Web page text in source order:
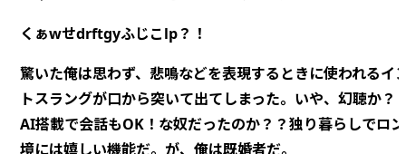
くぁwせdrftgyふじこlp？！
驚いた俺は思わず、悲鳴などを表現するときに使われるイ
トスラングが口から突いて出てしまった。いや、幻聴か？
AI搭載で会話もOK！な奴だったのか？？独り暮らしでロ
境には嬉しい機能だ。 が、俺は既婚者だ。